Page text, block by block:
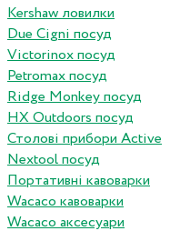
Kershaw ловилки
Due Cigni посуд
Victorinox посуд
Petromax посуд
Ridge Monkey посуд
HX Outdoors посуд
Столові прибори Active
Nextool посуд
Портативні кавоварки
Wacaco кавоварки
Wacaco аксесуари